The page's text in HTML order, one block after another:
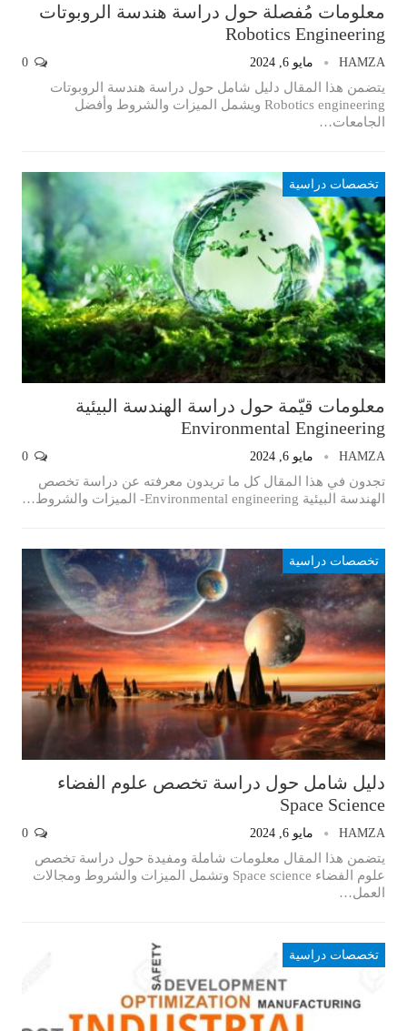
معلومات مُفصلة حول دراسة هندسة الروبوتات
Robotics Engineering
HAMZA مايو 6, 2024
يتضمن هذا المقال دليل شامل حول دراسة هندسة الروبوتات
Robotics engineering ويشمل الميزات والشروط وأفضل
الجامعات…
تخصصات دراسية
معلومات قيّمة حول دراسة الهندسة البيئية
Environmental Engineering
HAMZA مايو 6, 2024
تجدون في هذا المقال كل ما تريدون معرفته عن دراسة تخصص
الهندسة البيئية Environmental engineering- الميزات والشروط…
تخصصات دراسية
دليل شامل حول دراسة تخصص علوم الفضاء
Space Science
HAMZA مايو 6, 2024
يتضمن هذا المقال معلومات شاملة ومفيدة حول دراسة تخصص
علوم الفضاء Space science وتشمل الميزات والشروط ومجالات
العمل…
تخصصات دراسية